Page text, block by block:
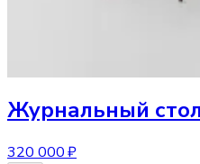
Журнальный стол
320 000 ₽